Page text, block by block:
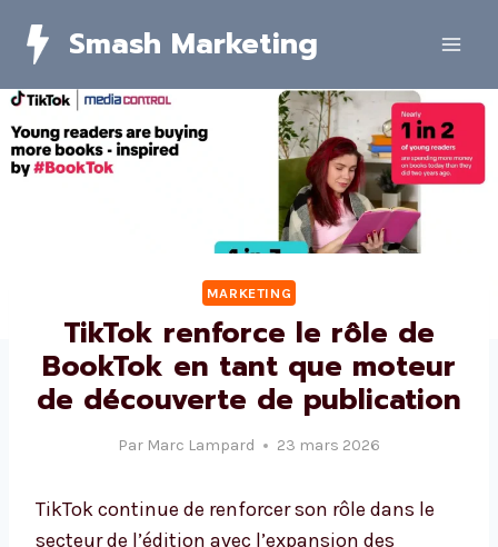
Smash Marketing
MARKETING
TikTok renforce le rôle de
BookTok en tant que moteur
de découverte de publication
Par Marc Lampard 23 mars 2026
TikTok continue de renforcer son rôle dans le
secteur de l’édition avec l’expansion des